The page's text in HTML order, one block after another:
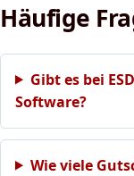
Häufige
Gibt es bei
Software?
Wie viele